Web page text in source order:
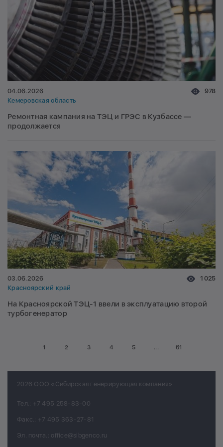
04.06.2026
Кемеровская область
978
Ремонтная кампания на ТЭЦ и ГРЭС в Кузбассе —
продолжается
03.06.2026
Красноярский край
1 025
На Красноярской ТЭЦ-1 ввели в эксплуатацию второй
турбогенератор
1 2 3 4 5 ... 61
2026 ООО «Сибирская генерирующая компания»
Тел.: +7 495 258-83-00
Факс.: +7 495 363-27-81
Эл. почта.: office@sibgenco.ru